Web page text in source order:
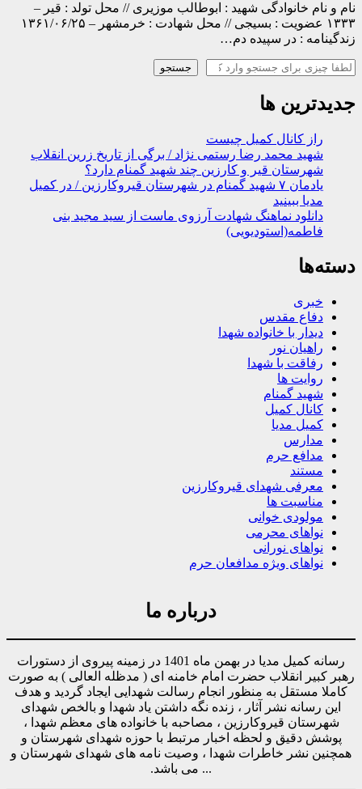
نام و نام خانوادگی شهید : ابوطالب موزیری // محل تولد : قیر –
۱۳۳۳ عضویت : بسیجی // محل شهادت : خرمشهر – ۱۳۶۱/۰۶/۲۵
زندگینامه : در سپیده دم…
جستجو
جستجو
جدیدترین ها
راز کانال کمیل چیست
شهید محمد رضا رستمی نژاد / برگی از تاریخ زرین انقلاب
شهرستان قیر و کارزین چند شهید گمنام دارد؟
یادمان ۷ شهید گمنام در شهرستان قیروکارزین / در کمیل
مدیا ببینید
دانلود نماهنگ شهادت آرزوی ماست از سید مجید بنی
فاطمه(استودیویی)
دسته‌ها
خبری
دفاع مقدس
دیدار با خانواده شهدا
راهیان نور
رفاقت با شهدا
روایت ها
شهید گمنام
کانال کمیل
کمیل مدیا
مدارس
مدافع حرم
مستند
معرفی شهدای قیروکارزین
مناسبت ها
مولودی خوانی
نواهای محرمی
نواهای نورانی
نواهای ویژه مدافعان حرم
درباره ما
رسانه کمیل مدیا در بهمن ماه 1401 در زمینه پیروی از دستورات
رهبر کبیر انقلاب حضرت امام خامنه ای ( مدظله العالی ) به صورت
کاملا مستقل به منظور انجام رسالت شهدایی ایجاد گردید و هدف
این رسانه نشر آثار ، زنده نگه داشتن یاد شهدا و بالخص شهدای
شهرستان قیروکارزین ، مصاحبه با خانواده های معظم شهدا ،
پوشش دقیق و لحظه اخبار مرتبط با حوزه شهدای شهرستان و
همچنین نشر خاطرات شهدا ، وصیت نامه های شهدای شهرستان و
... می باشد.